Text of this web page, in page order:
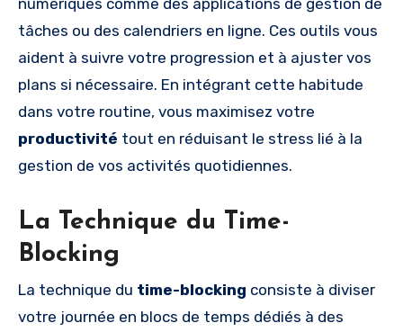
tâches ou des calendriers en ligne. Ces outils vous
aident à suivre votre progression et à ajuster vos
plans si nécessaire. En intégrant cette habitude
dans votre routine, vous maximisez votre
productivité tout en réduisant le stress lié à la
gestion de vos activités quotidiennes.
La Technique du Time-
Blocking
La technique du time-blocking consiste à diviser
votre journée en blocs de temps dédiés à des